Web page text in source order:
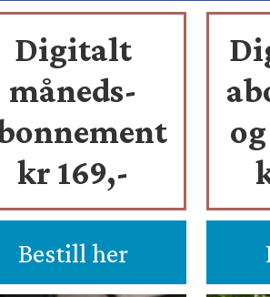
Digitalt
måneds-
kr 169,-
Bestill her